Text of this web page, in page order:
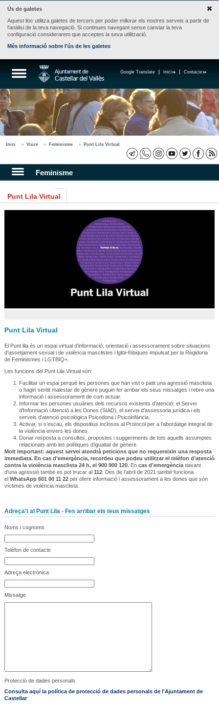
Ús de galetes
Aquest lloc utilitza galetes de tercers per poder millorar els nostres serveis a partir de
l'anàlisi de la teva navegació. Si continues navegant sense canviar la teva
configuració considerarem que acceptes la seva utilització.
Més informació sobre l'ús de les galetes
Contacte
Inici
Google Translate
Inici Viure Feminisme Punt Lila Virtual
Feminisme
Punt Lila Virtual
Punt Lila Virtual
El Punt lila és un espai virtual d’informació, orientació i assessorament sobre situacions
d’assetjament sexual i de violència masclistes i lgtbi-fòbiques impulsat per la Regidoria
de Feminismes i LGTBIQ+.
Les funcions del Punt Lila Virtual són:
Facilitar un espai perquè les persones que han vist o patit una agressió masclista
o hagin sentit malestar de gènere puguin fer arribar els seus missatges i rebre una
informació i assessorament de com actuar.
Informar les persones usuàries dels recursos existents d’atenció: el Servei
d’Informació i Atenció a les Dones (SIAD), el servei d’assessoria jurídica i els
serveis d’atenció psicològica Psicodona i Psicoinfància.
Activar, si s’escau, els dispositius inclosos al Protocol per a l’abordatge integral de
la violència envers les dones
Donar resposta a consultes, propostes i suggeriments de tots aquells assumptes
relacionats amb les polítiques d’igualtat de gènere.
Molt important: aquest servei atendrà peticions que no requereixin una resposta
immediata. En cas d’emergència, recordeu que podeu utilitzar el telèfon d’atenció
contra la violència masclista 24 h, el 900 900 120. En cas d'emergènciadavant
d'una agressió també es pot trucar al 112. Des de l'abril de 2021 també funciona
el WhatsApp 601 00 11 22per oferir informació i assessorament a les dones que són
víctimes de violència masclista.
Adreça't al Punt Lila - Fes arribar els teus missatges
Noms i cognoms
Telèfon de contacte
Adreça electrònica
Missatge
Protecció de dades personals
Consulta aquí la política de protecció de dades personals de l'Ajuntament de
Castellar